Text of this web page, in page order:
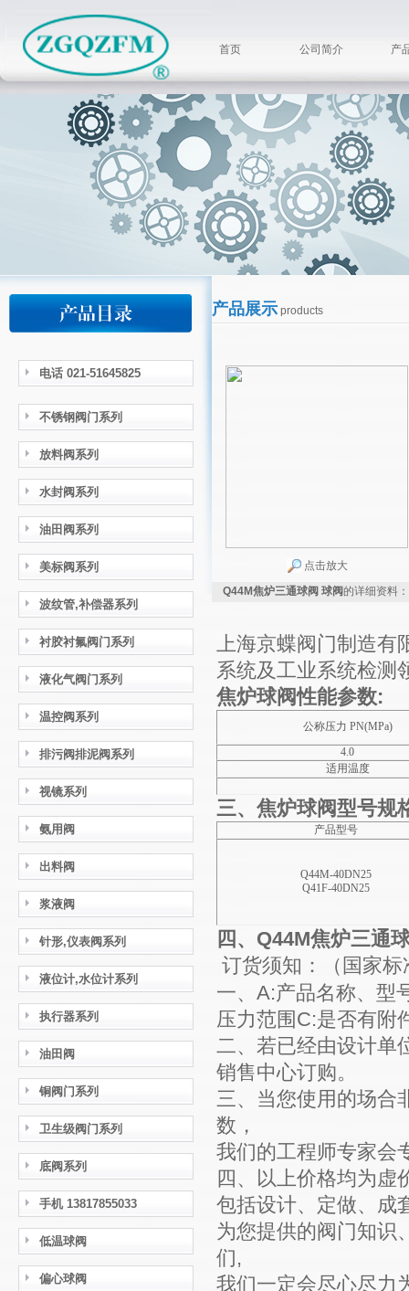
首页 公司简介 产
电话 021-51645825
不锈钢阀门系列
放料阀系列
水封阀系列
油田阀系列
美标阀系列
波纹管,补偿器系列
衬胶衬氟阀门系列
液化气阀门系列
温控阀系列
排污阀排泥阀系列
视镜系列
氨用阀
出料阀
浆液阀
针形,仪表阀系列
液位计,水位计系列
执行器系列
油田阀
铜阀门系列
卫生级阀门系列
底阀系列
手机 13817855033
低温球阀
偏心球阀
产品展示 products
点击放大
Q44M焦炉三通球阀 球阀的详细资料：
上海京蝶阀门制造有
系统及工业系统检测
焦炉球阀性能参数:
公称压力 PN(MPa)
4.0
适用温度
三、焦炉球阀型号规
产品型号
Q44M-40DN25
Q41F-40DN25
四、Q44M焦炉三通
订货须知：（国家
一、A:产品名称、型
压力范围C:是否有
二、若已经由设计单
销售中心订购。
三、当您使用的场合
数，
我们的工程师专家
四、以上价格均为虚
包括设计、定做、成
为您提供的阀门知识
们,
我们一定会尽心尽力